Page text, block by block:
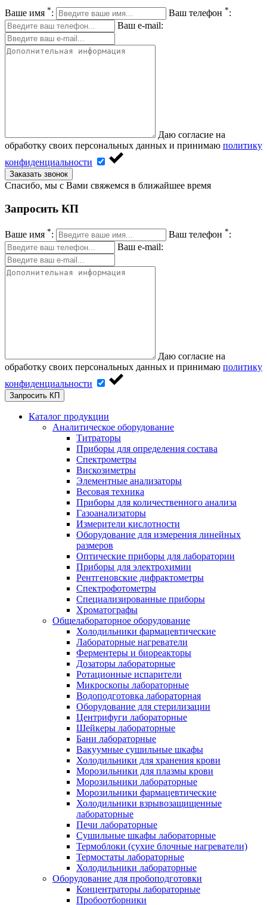
Ваше имя *: Ваш телефон *:
Ваш e-mail:
Даю согласие на
обработку своих персональных данных и принимаю политику
конфиденциальности
Заказать звонок
Спасибо, мы с Вами свяжемся в ближайшее время
Запросить КП
Ваше имя *: Ваш телефон *:
Ваш e-mail:
Даю согласие на
обработку своих персональных данных и принимаю политику
конфиденциальности
Запросить КП
Каталог продукции
Аналитическое оборудование
Титраторы
Приборы для определения состава
Спектрометры
Вискозиметры
Элементные анализаторы
Весовая техника
Приборы для количественного анализа
Газоанализаторы
Измерители кислотности
Оборудование для измерения линейных
размеров
Оптические приборы для лаборатории
Приборы для электрохимии
Рентгеновские дифрактометры
Спектрофотометры
Специализированные приборы
Хроматографы
Общелабораторное оборудование
Холодильники фармацевтические
Лабораторные нагреватели
Ферментеры и биореакторы
Дозаторы лабораторные
Ротационные испарители
Микроскопы лабораторные
Водоподготовка лабораторная
Оборудование для стерилизации
Центрифуги лабораторные
Шейкеры лабораторные
Бани лабораторные
Вакуумные сушильные шкафы
Холодильники для хранения крови
Морозильники для плазмы крови
Морозильники лабораторные
Морозильники фармацевтические
Холодильники взрывозащищенные
лабораторные
Печи лабораторные
Сушильные шкафы лабораторные
Термоблоки (сухие блочные нагреватели)
Термостаты лабораторные
Холодильники лабораторные
Оборудование для пробоподготовки
Концентраторы лабораторные
Пробоотборники